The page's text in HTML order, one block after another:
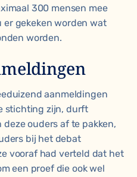
300 mensen mee
er gekeken worden wat
worden.
aanmeldingen
stichting zijn, durft
ouders af te pakken,
bij het debat
vooraf had verteld dat het
een proef die ook wel